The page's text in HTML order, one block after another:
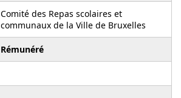
Comité des Repas scolaires et
communaux de la Ville de Bruxelles
Rémunéré